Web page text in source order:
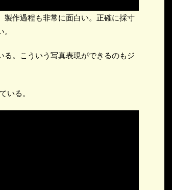
製作過程も非常に面白い。正確に採寸
。こういう写真表現ができるのもジ
いる。